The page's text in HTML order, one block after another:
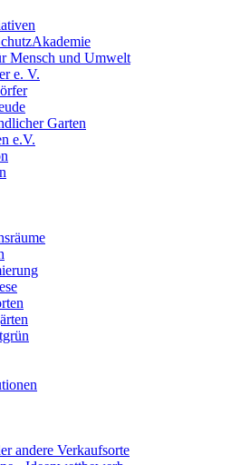
Mensch und Umwelt
e. V.
Garten
e.V.
andere Verkaufsorte